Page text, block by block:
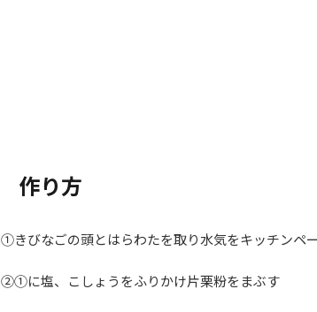
作り方
①きびなごの頭とはらわたを取り水気をキッチンペ
②①に塩、こしょうをふりかけ片栗粉をまぶす